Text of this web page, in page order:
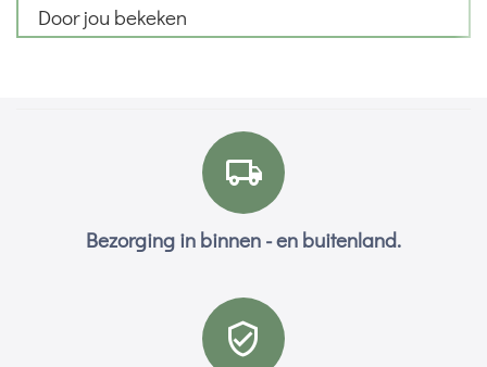
Door jou bekeken
Bezorging in binnen - en buitenland.